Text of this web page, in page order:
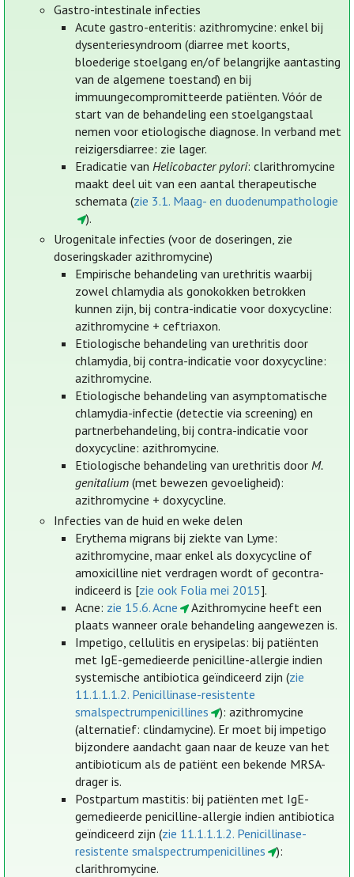
Gastro-intestinale infecties
Acute gastro-enteritis: azithromycine: enkel bij
dysenteriesyndroom (diarree met koorts,
bloederige stoelgang en/of belangrijke aantasting
van de algemene toestand) en bij
immuungecompromitteerde patiënten. Vóór de
start van de behandeling een stoelgangstaal
nemen voor etiologische diagnose. In verband met
reizigersdiarree: zie lager.
Eradicatie van Helicobacter pylori: clarithromycine
maakt deel uit van een aantal therapeutische
schemata (zie 3.1. Maag- en duodenumpathologie
).
Urogenitale infecties (voor de doseringen, zie
doseringskader azithromycine)
Empirische behandeling van urethritis waarbij
zowel chlamydia als gonokokken betrokken
kunnen zijn, bij contra-indicatie voor doxycycline:
azithromycine + ceftriaxon.
Etiologische behandeling van urethritis door
chlamydia, bij contra-indicatie voor doxycycline:
azithromycine.
Etiologische behandeling van asymptomatische
chlamydia-infectie (detectie via screening) en
partnerbehandeling, bij contra-indicatie voor
doxycycline: azithromycine.
Etiologische behandeling van urethritis door M.
genitalium(met bewezen gevoeligheid):
azithromycine + doxycycline.
Infecties van de huid en weke delen
Erythema migrans bij ziekte van Lyme:
azithromycine, maar enkel als doxycycline of
amoxicilline niet verdragen wordt of gecontra-
indiceerd is [zie ook Folia mei 2015].
Acne: zie 15.6. Acne
Azithromycine heeft een
plaats wanneer orale behandeling aangewezen is.
Impetigo, cellulitis en erysipelas: bij patiënten
met IgE-gemedieerde penicilline-allergie indien
systemische antibiotica geïndiceerd zijn (zie
11.1.1.1.2. Penicillinase-resistente
smalspectrumpenicillines
): azithromycine
(alternatief: clindamycine). Er moet bij impetigo
bijzondere aandacht gaan naar de keuze van het
antibioticum als de patiënt een bekende MRSA-
drager is.
Postpartum mastitis: bij patiënten met IgE-
gemedieerde penicilline-allergie indien antibiotica
geïndiceerd zijn (zie 11.1.1.1.2. Penicillinase-
resistente smalspectrumpenicillines
):
clarithromycine.